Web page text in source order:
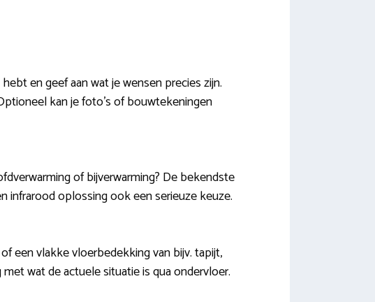
en geef aan wat je wensen precies zijn.
kan je foto’s of bouwtekeningen
of bijverwarming? De bekendste
infrarood oplossing ook een serieuze keuze.
een vlakke vloerbedekking van bijv. tapijt,
wat de actuele situatie is qua ondervloer.